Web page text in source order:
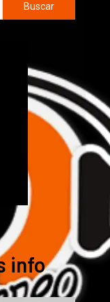
Buscar
info